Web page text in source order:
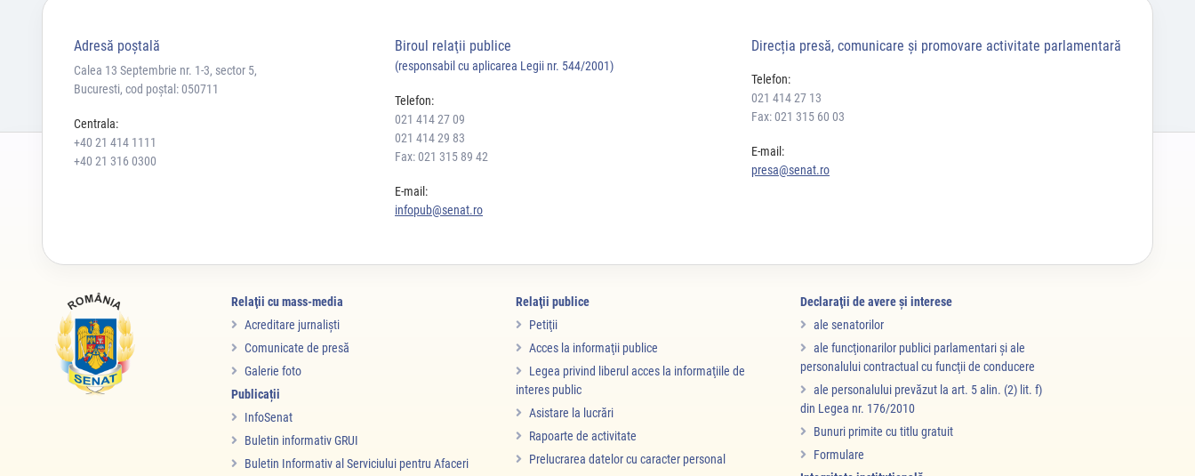
Adresă poştală
Calea 13 Septembrie nr. 1-3, sector 5,
Bucuresti, cod poștal: 050711
Centrala:
+40 21 414 1111
+40 21 316 0300
Biroul relaţii publice
(responsabil cu aplicarea Legii nr. 544/2001)
Telefon:
021 414 27 09
021 414 29 83
Fax: 021 315 89 42
E-mail:
infopub@senat.ro
Direcția presă, comunicare și promovare activitate parlamentară
Telefon:
021 414 27 13
Fax: 021 315 60 03
E-mail:
presa@senat.ro
Relaţii cu mass-media
Acreditare jurnalişti
Comunicate de presă
Galerie foto
Publicații
InfoSenat
Buletin informativ GRUI
Buletin Informativ al Serviciului pentru Afaceri
Relaţii publice
Petiţii
Acces la informaţii publice
Legea privind liberul acces la informaţiile de
interes public
Asistare la lucrări
Rapoarte de activitate
Prelucrarea datelor cu caracter personal
Declaraţii de avere şi interese
ale senatorilor
ale funcţionarilor publici parlamentari şi ale
personalului contractual cu funcţii de conducere
ale personalului prevăzut la art. 5 alin. (2) lit. f)
din Legea nr. 176/2010
Bunuri primite cu titlu gratuit
Formulare